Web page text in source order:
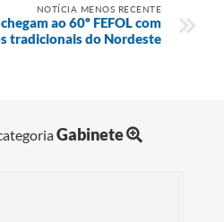
NOTÍCIA MENOS RECENTE
ao 60º FEFOL com
tradicionais do Nordeste
Gabinete